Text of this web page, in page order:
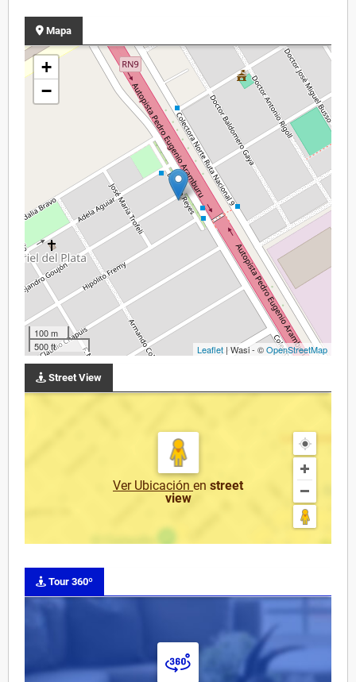
Mapa
+
−
100 m
500 ft
Leaflet | Wasi - ©OpenStreetMap
Street View
Ver Ubicación en street
view
Tour 360º